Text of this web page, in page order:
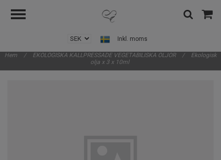
Inkl. moms
Hem / EKOLOGISKA KALLPRESSADE VEGETABILISKA OLJOR /
Ekologisk
olja x 3 x 10ml